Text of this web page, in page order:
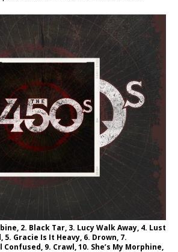
2. Black Tar, 3. Lucy Walk Away, 4. Lust
5. Gracie Is It Heavy, 6. Drown, 7.
9. Crawl, 10. She’s My Morphine,